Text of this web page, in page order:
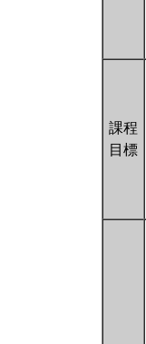
課程
目標